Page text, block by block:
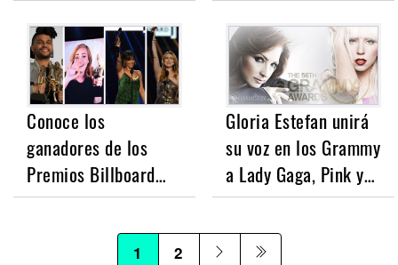
Conoce los
ganadores de los
Premios Billboard…
Gloria Estefan unirá
su voz en los Grammy
a Lady Gaga, Pink y…
1 2